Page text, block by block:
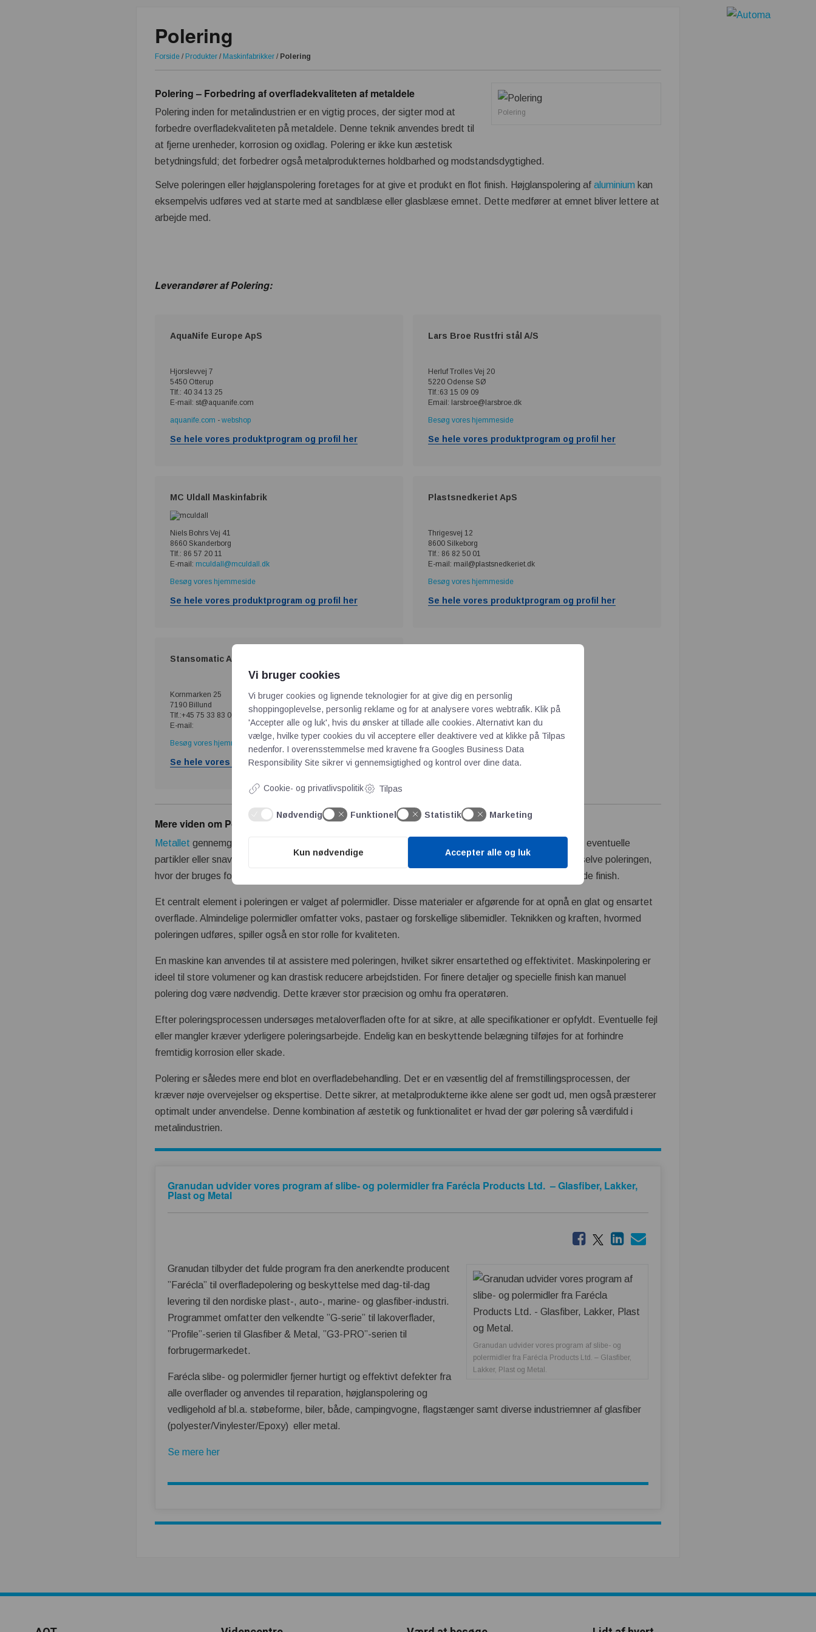
Polering
Forside / Produkter / Maskinfabrikker / Polering
Polering
Polering – Forbedring af overfladekvaliteten af metaldele
Polering inden for metalindustrien er en vigtig proces, der sigter mod at
forbedre overfladekvaliteten på metaldele. Denne teknik anvendes bredt til
at fjerne urenheder, korrosion og oxidlag. Polering er ikke kun æstetisk
betydningsfuld; det forbedrer også metalprodukternes holdbarhed og modstandsdygtighed.
Selve poleringen eller højglanspolering foretages for at give et produkt en flot finish. Højglanspolering afaluminium kan
eksempelvis udføres ved at starte med at sandblæse eller glasblæse emnet. Dette medfører at emnet bliver lettere at
arbejde med.
Leverandører af Polering:
AquaNife Europe ApS
Hjorslevvej 7
5450 Otterup
Tlf.: 40 34 13 25
E-mail: st@aquanife.com
aquanife.com -webshop
Se hele vores produktprogram og profil her
Lars Broe Rustfri stål A/S
Herluf Trolles Vej 20
5220 Odense SØ
Tlf.:63 15 09 09
Email: larsbroe@larsbroe.dk
Besøg vores hjemmeside
Se hele vores produktprogram og profil her
MC Uldall Maskinfabrik
Niels Bohrs Vej 41
8660 Skanderborg
Tlf.: 86 57 20 11
E-mail: mculdall@mculdall.dk
Besøg vores hjemmeside
Se hele vores produktprogram og profil her
Plastsnedkeriet ApS
Thrigesvej 12
8600 Silkeborg
Tlf.: 86 82 50 01
E-mail: mail@plastsnedkeriet.dk
Besøg vores hjemmeside
Se hele vores produktprogram og profil her
Stansomatic A/S
Kornmarken 25
7190 Billund
Tlf.:+45 75 33 83 00
E-mail:
Besøg vores hjemmeside
Se hele vores produktprogram og profil her
Mere viden om Polering:
Metallet gennemgår flere trin under poleringsprocessen. Først renses overfladen grundigt for at fjerne eventuelle
partikler eller snavs. Dette sikrer, at ingen urenheder forringer det endelige resultat. Herefter starter selve poleringen,
hvor der bruges forskellige slibematerialer. Disse kan variere fra fine til grove, afhængigt af det ønskede finish.
Et centralt element i poleringen er valget af polermidler. Disse materialer er afgørende for at opnå en glat og ensartet
overflade. Almindelige polermidler omfatter voks, pastaer og forskellige slibemidler. Teknikken og kraften, hvormed
poleringen udføres, spiller også en stor rolle for kvaliteten.
En maskine kan anvendes til at assistere med poleringen, hvilket sikrer ensartethed og effektivitet. Maskinpolering er
ideel til store volumener og kan drastisk reducere arbejdstiden. For finere detaljer og specielle finish kan manuel
polering dog være nødvendig. Dette kræver stor præcision og omhu fra operatøren.
Efter poleringsprocessen undersøges metaloverfladen ofte for at sikre, at alle specifikationer er opfyldt. Eventuelle fejl
eller mangler kræver yderligere poleringsarbejde. Endelig kan en beskyttende belægning tilføjes for at forhindre
fremtidig korrosion eller skade.
Polering er således mere end blot en overfladebehandling. Det er en væsentlig del af fremstillingsprocessen, der
kræver nøje overvejelser og ekspertise. Dette sikrer, at metalprodukterne ikke alene ser godt ud, men også præsterer
optimalt under anvendelse. Denne kombination af æstetik og funktionalitet er hvad der gør polering så værdifuld i
metalindustrien.
Granudan udvider vores program af slibe- og polermidler fra Farécla Products Ltd. – Glasfiber, Lakker,
Plast og Metal
Granudan udvider vores program af slibe- og
polermidler fra Farécla Products Ltd. – Glasfiber,
Lakker, Plast og Metal.
Granudan tilbyder det fulde program fra den anerkendte producent
”Farécla” til overfladepolering og beskyttelse med dag-til-dag
levering til den nordiske plast-, auto-, marine- og glasfiber-industri.
Programmet omfatter den velkendte ”G-serie” til lakoverflader,
”Profile”-serien til Glasfiber & Metal, ”G3-PRO”-serien til
forbrugermarkedet.
Farécla slibe- og polermidler fjerner hurtigt og effektivt defekter fra
alle overflader og anvendes til reparation, højglanspolering og
vedligehold af bl.a. støbeforme, biler, både, campingvogne, flagstænger samt diverse industriemner af glasfiber
(polyester/Vinylester/Epoxy) eller metal.
Se mere her
Vi bruger cookies
Vi bruger cookies og lignende teknologier for at give dig en personlig
shoppingoplevelse, personlig reklame og for at analysere vores webtrafik. Klik på
'Accepter alle og luk', hvis du ønsker at tillade alle cookies. Alternativt kan du
vælge, hvilke typer cookies du vil acceptere eller deaktivere ved at klikke på Tilpas
nedenfor. I overensstemmelse med kravene fra Googles Business Data
Responsibility Site sikrer vi gennemsigtighed og kontrol over dine data.
Cookie- og privatlivspolitik Tilpas
Nødvendig Funktionel Statistik Marketing
Kun nødvendige Accepter alle og luk